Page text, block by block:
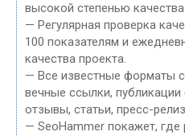
высокой степенью
— Регулярная проверка
100 показателям и
качества проекта.
— Все известные форматы
вечные ссылки, публикации
отзывы, статьи, пресс-
— SeoHammer покажет, где